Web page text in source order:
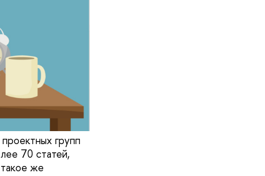
групп
70 статей,
же